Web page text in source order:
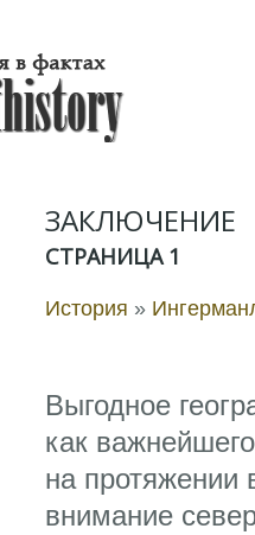
ЗАКЛЮЧЕНИЕ
СТРАНИЦА 1
История »
Выгодное
как
на протяжении
внимание